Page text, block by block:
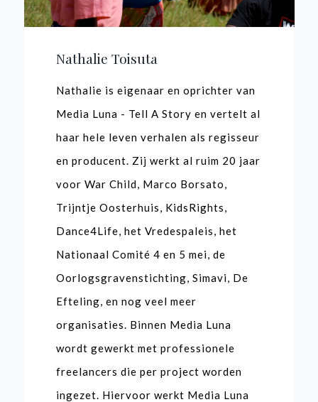
Nathalie Toisuta
Nathalie is eigenaar en oprichter van
Media Luna - Tell A Story en vertelt al
haar hele leven verhalen als regisseur
en producent. Zij werkt al ruim 20 jaar
voor War Child, Marco Borsato,
Trijntje Oosterhuis, KidsRights,
Dance4Life, het Vredespaleis, het
Nationaal Comité 4 en 5 mei, de
Oorlogsgravenstichting, Simavi, De
Efteling, en nog veel meer
organisaties. Binnen Media Luna
wordt gewerkt met professionele
freelancers die per project worden
ingezet. Hiervoor werkt Media Luna